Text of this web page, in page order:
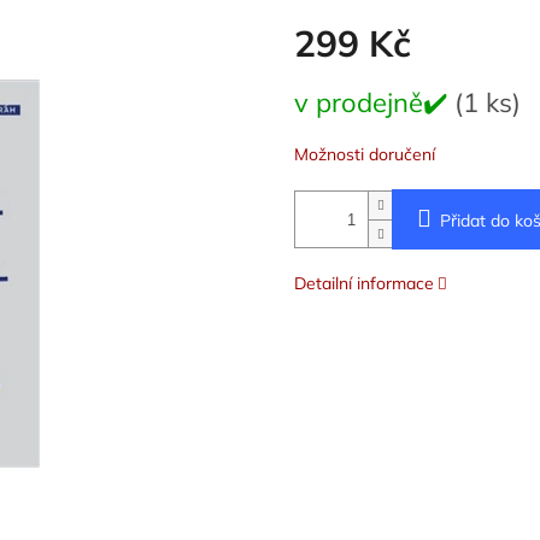
299 Kč
cena:
v prodejně✔️ (1 ks)
Možnosti doručení
Přidat do
Detailní informace